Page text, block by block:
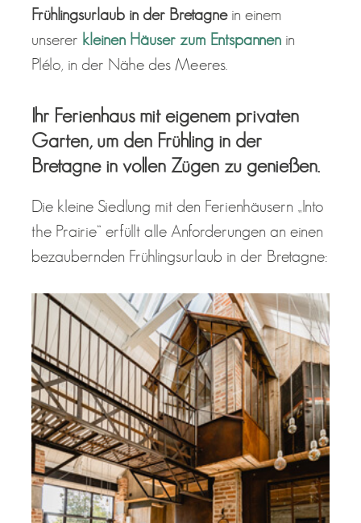
Frühlingsurlaub in der Bretagnein einem
unserer kleinen Häuser zum Entspannenin
Plélo, in der Nähe des Meeres.
Ihr Ferienhaus mit eigenem privaten
Garten, um den Frühling in der
Bretagne in vollen Zügen zu genießen.
Die kleine Siedlung mit den Ferienhäusern „Into
the Prairie“ erfüllt alle Anforderungen an einen
bezaubernden Frühlingsurlaub in der Bretagne: